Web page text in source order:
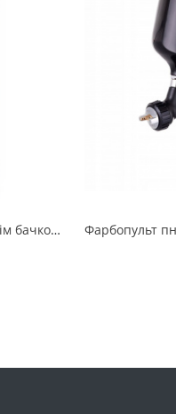
Фарборозпилювач з верхнім бачком 0,5л еко; Ø1,5 мм; 200 л/хв., 3 бар.; з'єднання за допомогою гвинта